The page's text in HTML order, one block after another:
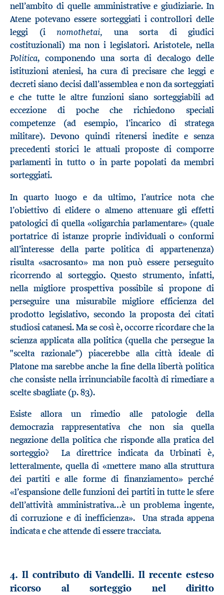
nell’ambito di quelle amministrative e giudiziarie. In
Atene potevano essere sorteggiati i controllori delle
leggi (i nomothetai, una sorta di giudici
costituzionali) ma non i legislatori. Aristotele, nella
Politica, componendo una sorta di decalogo delle
istituzioni ateniesi, ha cura di precisare che leggi e
decreti siano decisi dall’assemblea e non da sorteggiati
e che tutte le altre funzioni siano sorteggiabili ad
eccezione di poche che richiedono speciali
competenze (ad esempio, l’incarico di stratega
militare). Devono quindi ritenersi inedite e senza
precedenti storici le attuali proposte di comporre
parlamenti in tutto o in parte popolati da membri
sorteggiati.
In quarto luogo e da ultimo, l’autrice nota che
l’obiettivo di elidere o almeno attenuare gli effetti
patologici di quella «oligarchia parlamentare» (quale
portatrice di istanze proprie individuali o conformi
all’interesse della parte politica di appartenenza)
risulta «sacrosanto» ma non può essere perseguito
ricorrendo al sorteggio. Questo strumento, infatti,
nella migliore prospettiva possibile si propone di
perseguire una misurabile migliore efficienza del
prodotto legislativo, secondo la proposta dei citati
studiosi catanesi. Ma se così è, occorre ricordare che la
scienza applicata alla politica (quella che persegue la
"scelta razionale") piacerebbe alla città ideale di
Platone ma sarebbe anche la fine della libertà politica
che consiste nella irrinunciabile facoltà di rimediare a
scelte sbagliate (p. 83).
Esiste allora un rimedio alle patologie della
democrazia rappresentativa che non sia quella
negazione della politica che risponde alla pratica del
sorteggio? La direttrice indicata da Urbinati è,
letteralmente, quella di «mettere mano alla struttura
dei partiti e alle forme di finanziamento» perché
«l’espansione delle funzioni dei partiti in tutte le sfere
dell’attività amministrativa…è un problema ingente,
di corruzione e di inefficienza». Una strada appena
indicata e che attende di essere tracciata.
4. Il contributo di Vandelli. Il recente esteso
ricorso al sorteggio nel diritto